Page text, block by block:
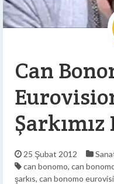
Can
25 Şubat 2012
can bonomo, can
şarkıs, can bonomo